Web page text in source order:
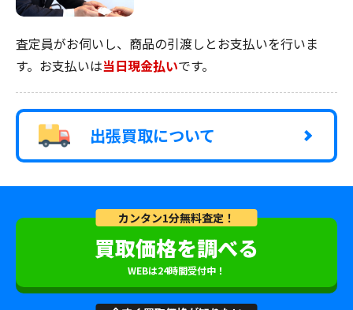
査定員がお伺いし、商品の引渡しとお支払いを行いま
す。お支払いは当日現金払いです。
出張買取について
カンタン1分無料査定！
買取価格を調べる
WEBは24時間受付中！